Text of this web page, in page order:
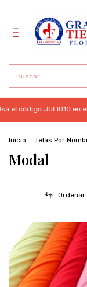
código JULIO10 en el
Inicio . Telas Por
Modal
Ordenar